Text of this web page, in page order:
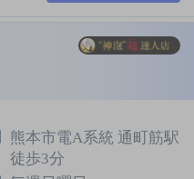
熊本市電A系統 通町筋駅
徒歩3分